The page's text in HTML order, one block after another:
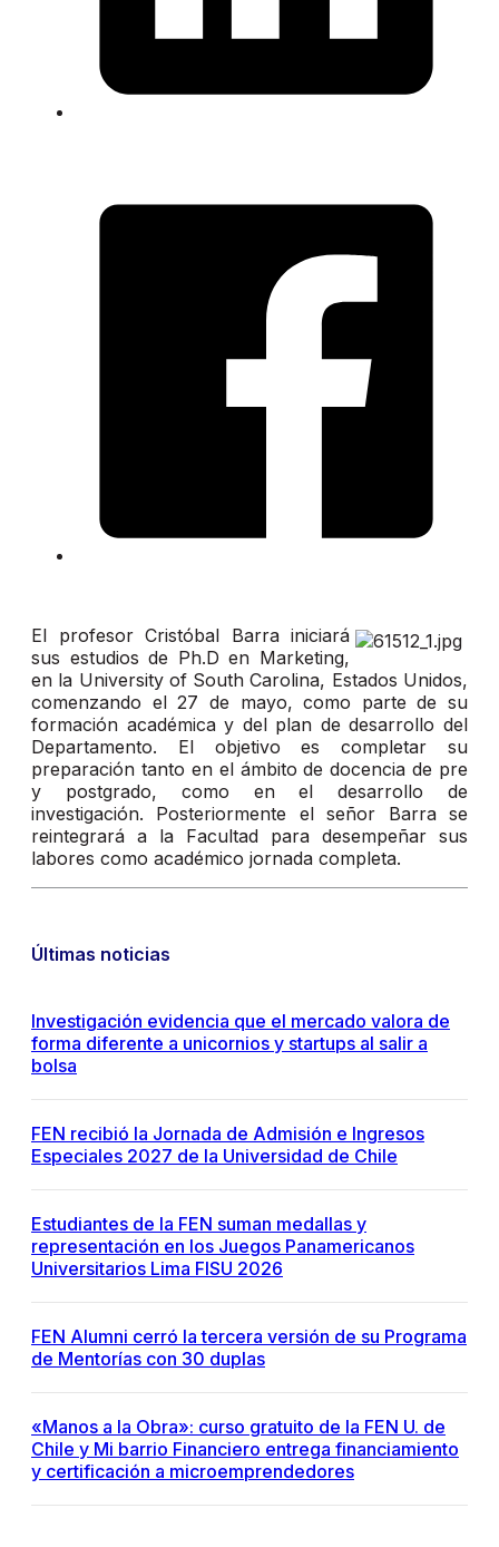
El profesor Cristóbal Barra iniciará
sus estudios de Ph.D en Marketing,
en la University of South Carolina, Estados Unidos,
comenzando el 27 de mayo, como parte de su
formación académica y del plan de desarrollo del
Departamento. El objetivo es completar su
preparación tanto en el ámbito de docencia de pre
y postgrado, como en el desarrollo de
investigación. Posteriormente el señor Barra se
reintegrará a la Facultad para desempeñar sus
labores como académico jornada completa.
Últimas noticias
Investigación evidencia que el mercado valora de
forma diferente a unicornios y startups al salir a
bolsa
FEN recibió la Jornada de Admisión e Ingresos
Especiales 2027 de la Universidad de Chile
Estudiantes de la FEN suman medallas y
representación en los Juegos Panamericanos
Universitarios Lima FISU 2026
FEN Alumni cerró la tercera versión de su Programa
de Mentorías con 30 duplas
«Manos a la Obra»: curso gratuito de la FEN U. de
Chile y Mi barrio Financiero entrega financiamiento
y certificación a microemprendedores